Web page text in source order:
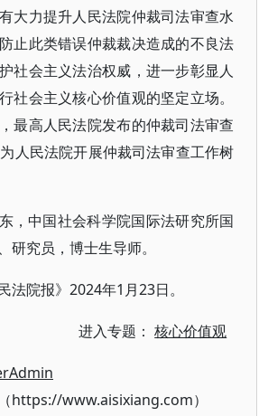
大力提升人民法院仲裁司法审查水
止此类错误仲裁裁决造成的不良法
社会主义法治权威，进一步彰显人
社会主义核心价值观的坚定立场。
最高人民法院发布的仲裁司法审查
人民法院开展仲裁司法审查工作树
，中国社会科学院国际法研究所国
研究员，博士生导师。
法院报》2024年1月23日。
进入专题：核心价值观
https://www.aisixiang.com）